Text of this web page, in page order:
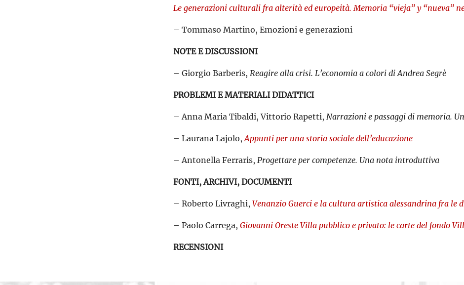
Le generazioni culturali fra alterità ed europeità. Memoria “vieja” y “nueva”
– Tommaso Martino, Emozioni e generazioni
NOTE E DISCUSSIONI
– Giorgio Barberis, Reagire alla crisi. L’economia a colori di Andrea Segrè
PROBLEMI E MATERIALI DIDATTICI
– Anna Maria Tibaldi, Vittorio Rapetti, Narrazioni e passaggi di memoria.
– Laurana Lajolo,Appunti per una storia sociale dell’educazione
– Antonella Ferraris, Progettare per competenze. Una nota introduttiva
FONTI, ARCHIVI, DOCUMENTI
– Roberto Livraghi, Venanzio Guerci e la cultura artistica alessandrina fra le
– Paolo Carrega, Giovanni Oreste Villa pubblico e privato: le carte del fondo
RECENSIONI